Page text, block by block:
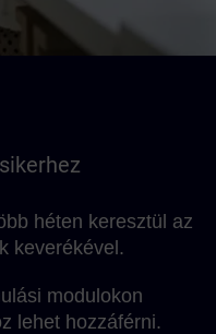
héten keresztül az
keverékével.
modulokon
lehet hozzáférni.